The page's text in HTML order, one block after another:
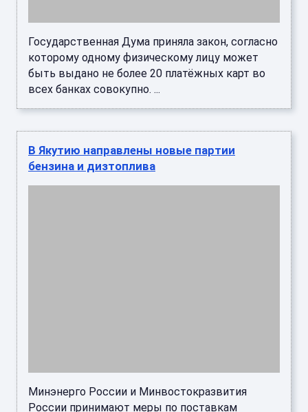
Государственная Дума приняла закон, согласно
которому одному физическому лицу может
быть выдано не более 20 платёжных карт во
всех банках совокупно. ...
В Якутию направлены новые партии
бензина и дизтоплива
Минэнерго России и Минвостокразвития
России принимают меры по поставкам